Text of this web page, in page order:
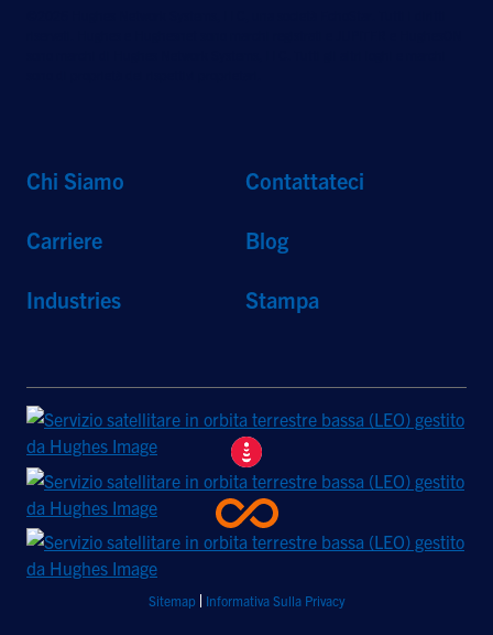
Chi Siamo Contattateci
Carriere Blog
Industries Stampa
Sitemap Informativa Sulla Privacy